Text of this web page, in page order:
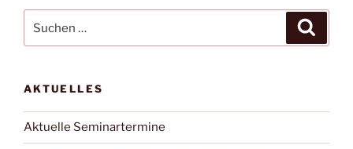
nach:
AKTUELLES
Aktuelle Seminartermine